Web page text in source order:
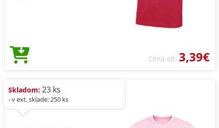
Cena od 3,39€
Skladom: 23 ks
- v ext. sklade: 250 ks